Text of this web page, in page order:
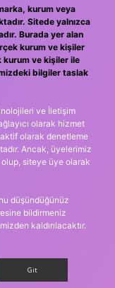
kurum veya
Sitede yalnızca
Burada yer alan
kurum ve kişiler
kurum ve kişiler ile
bilgiler taslak
ve İletişim
olarak hizmet
olarak denetleme
Ancak, üyelerimiz
siteye üye olarak
düşündüğünüz
bildirmeniz
kaldırılacaktır.